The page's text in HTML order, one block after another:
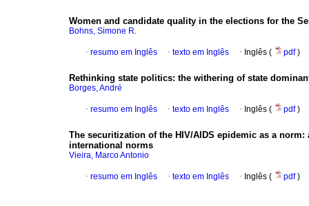
Women and candidate quality in the elections for the
Bohns, Simone R.
· resumo em Inglês · texto em Inglês · Inglês ( pdf)
Rethinking state politics: the withering of state
Borges, André
· resumo em Inglês · texto em Inglês · Inglês ( pdf)
The securitization of the HIV/AIDS epidemic as a norm:
international norms
Vieira, Marco Antonio
· resumo em Inglês · texto em Inglês · Inglês ( pdf)